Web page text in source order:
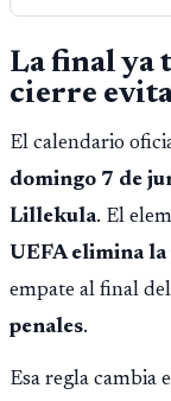
La final ya
cierre
El calendario
domingo 7 de
Lillekula. El
UEFA elimina
empate al final
penales.
Esa regla cambia